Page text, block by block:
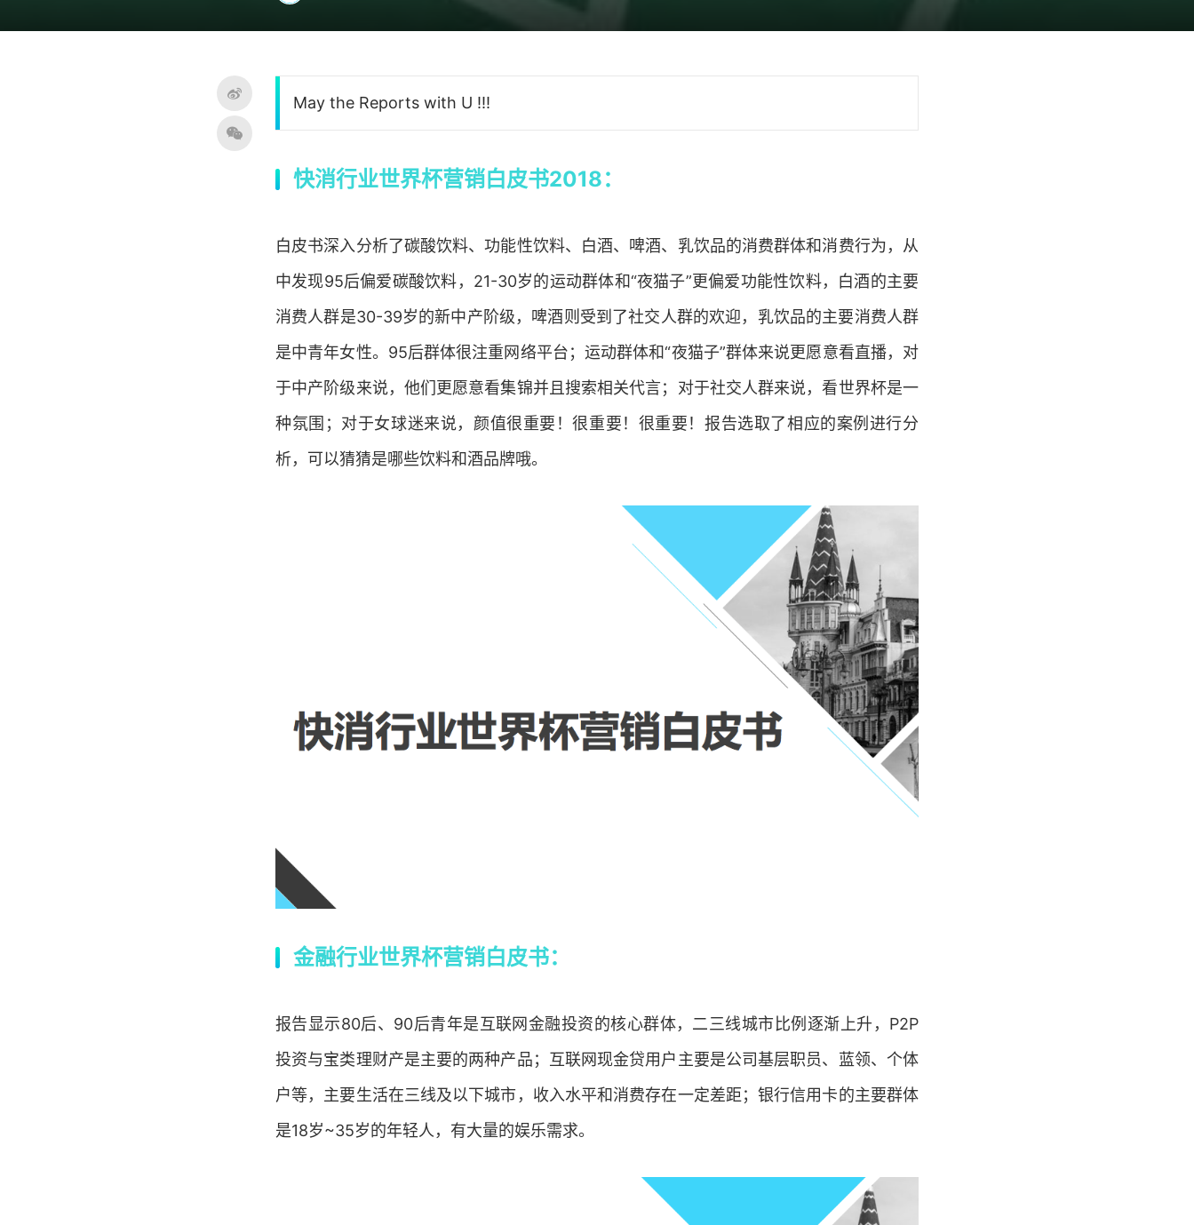
May the Reports with U !!!
快消行业世界杯营销白皮书2018：
白皮书深入分析了碳酸饮料、功能性饮料、白酒、啤酒、乳饮品的消费群体和消费行为，从
中发现95后偏爱碳酸饮料，21-30岁的运动群体和“夜猫子”更偏爱功能性饮料，白酒的主要
消费人群是30-39岁的新中产阶级，啤酒则受到了社交人群的欢迎，乳饮品的主要消费人群
是中青年女性。95后群体很注重网络平台；运动群体和“夜猫子”群体来说更愿意看直播，对
于中产阶级来说，他们更愿意看集锦并且搜索相关代言；对于社交人群来说，看世界杯是一
种氛围；对于女球迷来说，颜值很重要！很重要！很重要！报告选取了相应的案例进行分
析，可以猜猜是哪些饮料和酒品牌哦。
金融行业世界杯营销白皮书：
报告显示80后、90后青年是互联网金融投资的核心群体，二三线城市比例逐渐上升，P2P
投资与宝类理财产是主要的两种产品；互联网现金贷用户主要是公司基层职员、蓝领、个体
户等，主要生活在三线及以下城市，收入水平和消费存在一定差距；银行信用卡的主要群体
是18岁~35岁的年轻人，有大量的娱乐需求。